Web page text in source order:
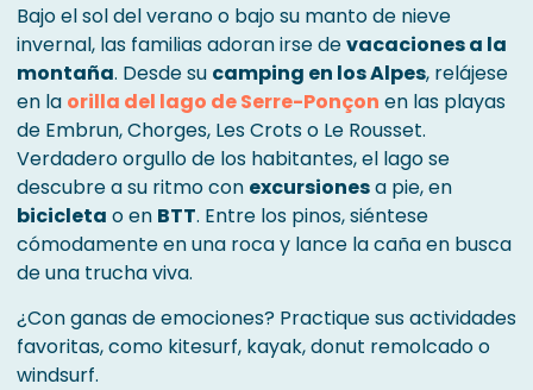
Bajo el sol del verano o bajo su manto de nieve
invernal, las familias adoran irse devacaciones a la
montaña. Desde su camping en los Alpes, relájese
en la orilla del lago de Serre-Ponçon en las playas
de Embrun, Chorges, Les Crots o Le Rousset.
Verdadero orgullo de los habitantes, el lago se
descubre a su ritmo con excursionesa pie, en
bicicleta o en BTT. Entre los pinos, siéntese
cómodamente en una roca y lance la caña en busca
de una trucha viva.
¿Con ganas de emociones? Practique sus actividades
favoritas, como kitesurf, kayak, donut remolcado o
windsurf.